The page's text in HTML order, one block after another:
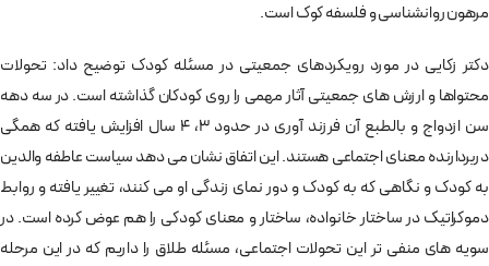
مرهون روانشناسی و فلسفه کوک است.
دکتر زکایی در مورد رویکردهای جمعیتی در مسئله کودک توضیح داد: تحولات
محتواها و ارزش های جمعیتی آثار مهمی را روی کودکان گذاشته است. در سه دهه
سن ازدواج و بالطبع آن فرزند آوری در حدود 3، 4 سال افزایش یافته که همگی
دربردارنده معنای اجتماعی هستند. این اتفاق نشان می دهد سیاست عاطفه والدین
به کودک و نگاهی که به کودک و دور نمای زندگی او می کنند، تغییر یافته و روابط
دموکراتیک در ساختار خانواده، ساختار و معنای کودکی را هم عوض کرده است. در
سویه های منفی تر این تحولات اجتماعی، مسئله طلاق را داریم که در این مرحله